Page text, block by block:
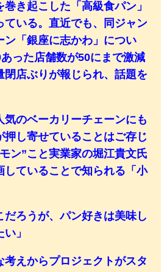
き起こした「高級食パン」
ている。直近でも、同ジャン
ン「銀座に志かわ」につい
った店舗数が50にまで激減
閉店ぶりが報じられ、話題を
気のベーカリーチェーンにも
押し寄せていることはご存じ
ン”こと実業家の堀江貴文氏
していることで知られる「小
だろうが、パン好きは美味し
」
考えからプロジェクトがスタ